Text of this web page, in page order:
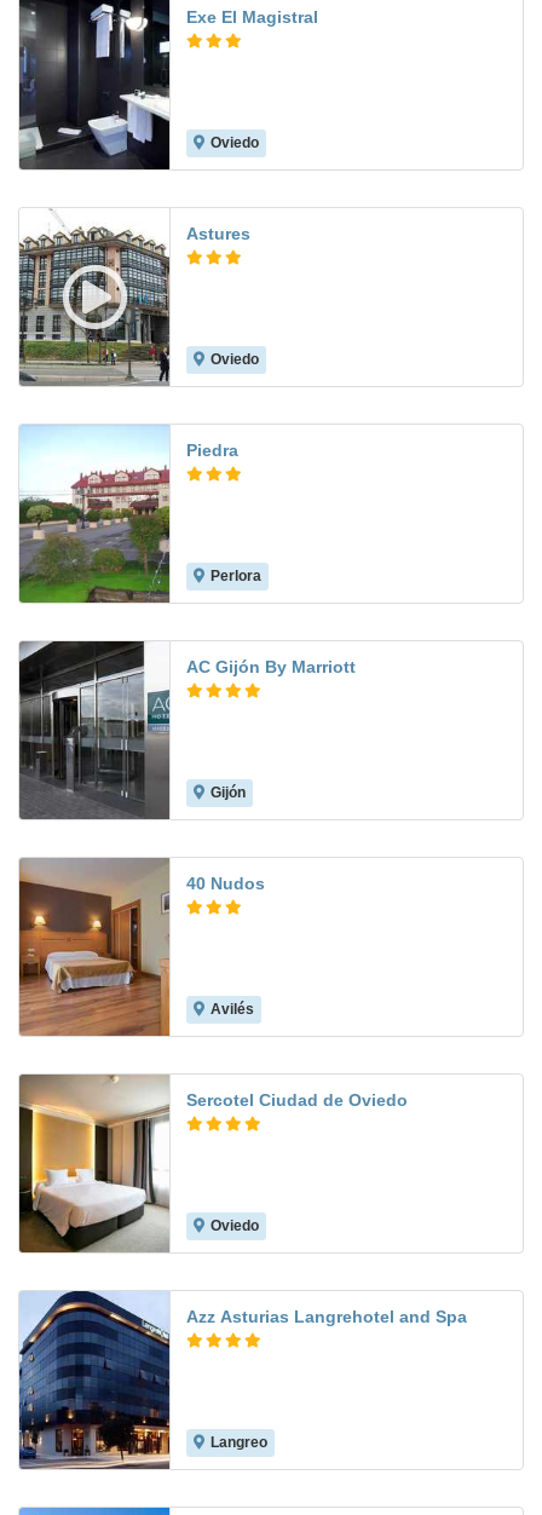
Exe El Magistral
Oviedo
Astures
Oviedo
Piedra
Perlora
AC Gijón By Marriott
Gijón
40 Nudos
Avilés
Sercotel Ciudad de Oviedo
Oviedo
Azz Asturias Langrehotel and Spa
Langreo